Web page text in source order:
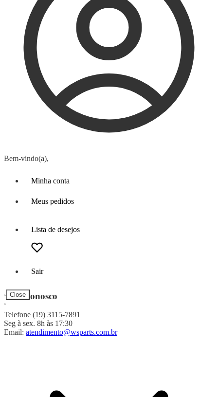
Bem-vindo(a),
Minha conta
Meus pedidos
Lista de desejos
Sair
Close
Fale Conosco
Telefone (19) 3115-7891
Seg à sex. 8h às 17:30
Email: atendimento@wsparts.com.br